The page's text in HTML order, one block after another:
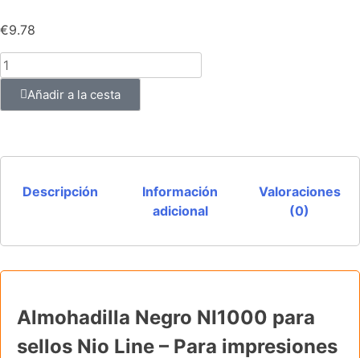
€9.78
Añadir a la cesta
Descripción
Información
adicional
Valoraciones
(0)
Almohadilla Negro NI1000 para
sellos Nio Line – Para impresiones